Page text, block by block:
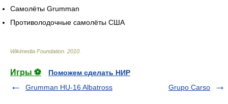
Самолёты Grumman
Противолодочные самолёты США
Wikimedia Foundation 2010
Игры ⚽
Поможем сделать НИР
Grumman HU-16 Albatross
Grupo Carso